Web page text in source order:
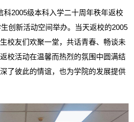
科2005级本科入学二十周年秩年返校
创新活动空间举办。当天返校的2005
校友们欢聚一堂，共话青春、畅谈未
校活动在温馨而热烈的氛围中圆满结
了彼此的情谊，也为学院的发展提供